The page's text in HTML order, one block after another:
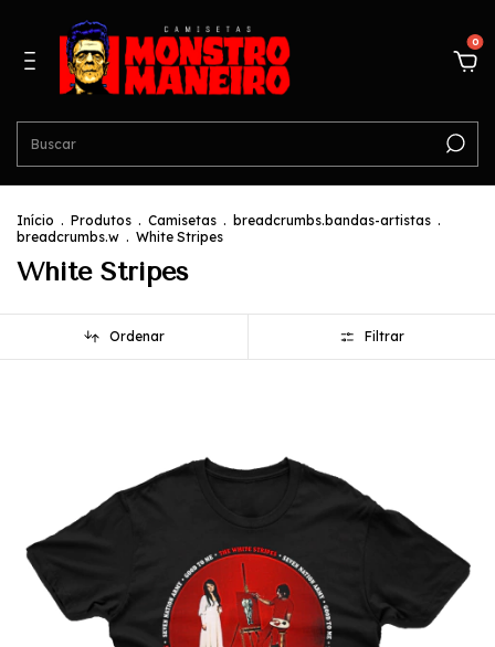
0
Início . Produtos . Camisetas . breadcrumbs.bandas-artistas .
breadcrumbs.w . White Stripes
White Stripes
Ordenar Filtrar